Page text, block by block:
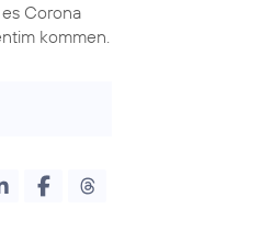
Corona
kommen.